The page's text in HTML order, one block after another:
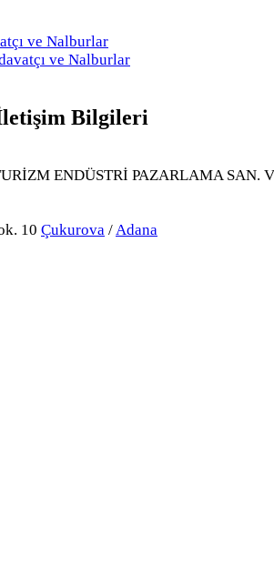
ve Nalburlar
ve Nalburlar
Bilgileri
ENDÜSTRİ PAZARLAMA SAN.
10 Çukurova / Adana